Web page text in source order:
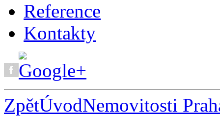
Reference
Kontakty
ZpětÚvodNemovitosti